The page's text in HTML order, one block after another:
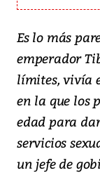
Es lo más
emperador
límites, vivía
en la que los
edad para
servicios
un jefe de